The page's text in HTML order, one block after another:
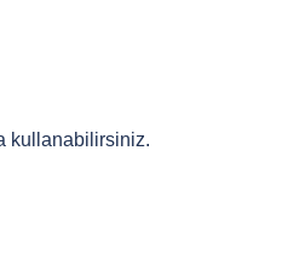
kullanabilirsiniz.